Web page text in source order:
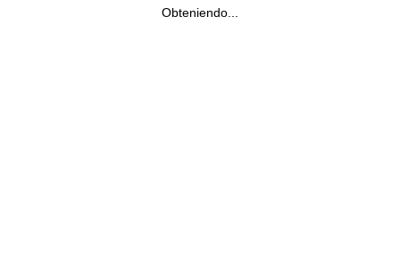
Obteniendo...